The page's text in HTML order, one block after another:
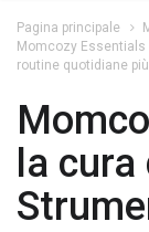
Pagina principale
Momcozy Essentials
routine quotidiane
la